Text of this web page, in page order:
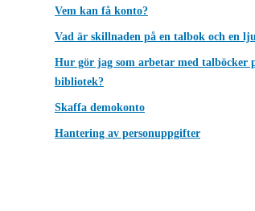
Vem kan få konto?
Vad är skillnaden på en talbok och en
Hur gör jag som arbetar med talböcker
bibliotek?
Skaffa demokonto
Hantering av personuppgifter